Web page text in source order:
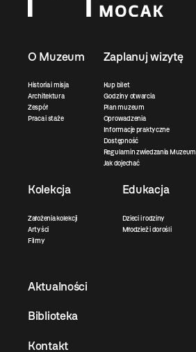
O Muzeum
Historia i misja
Architektura
Zespół
Praca i staże
Zaplanuj wizytę
Kup bilet
Godziny otwarcia
Plan muzeum
Oprowadzenia
Informacje praktyczne
Dostępność
Regulamin zwiedzania Muzeum
Jak dojechać
Kolekcja
Założenia kolekcji
Artyści
Filmy
Edukacja
Dzieci i rodziny
Młodzież i dorośli
Aktualności
Biblioteka
Kontakt